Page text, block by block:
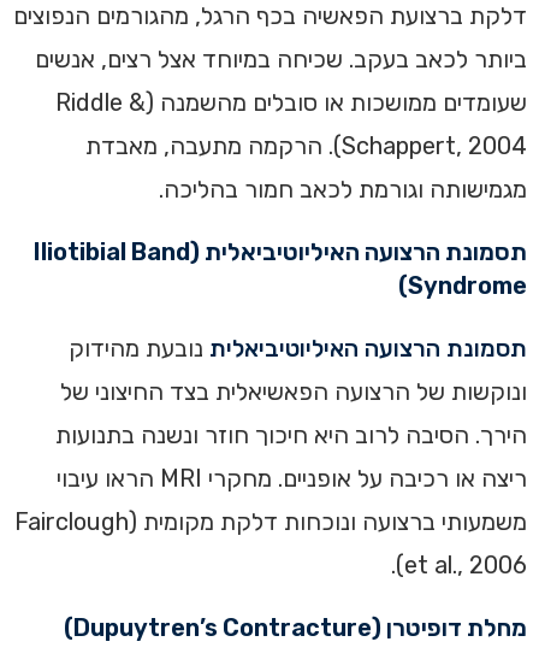
דלקת ברצועת הפאשיה בכף הרגל, מהגורמים הנפוצים
ביותר לכאב בעקב. שכיחה במיוחד אצל רצים, אנשים
שעומדים ממושכות או סובלים מהשמנה (Riddle &
Schappert, 2004). הרקמה מתעבה, מאבדת
מגמישותה וגורמת לכאב חמור בהליכה.
תסמונת הרצועה האיליוטיביאלית (Iliotibial Band
Syndrome)
תסמונת הרצועה האיליוטיביאלית נובעת מהידוק
ונוקשות של הרצועה הפאשיאלית בצד החיצוני של
הירך. הסיבה לרוב היא חיכוך חוזר ונשנה בתנועות
ריצה או רכיבה על אופניים. מחקרי MRI הראו עיבוי
משמעותי ברצועה ונוכחות דלקת מקומית (Fairclough
et al., 2006).
מחלת דופיטרן (Dupuytren’s Contracture)